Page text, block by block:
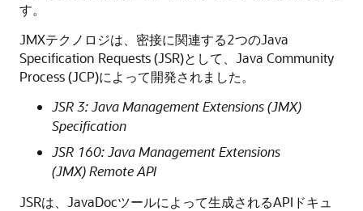
す。
JMXテクノロジは、密接に関連する2つのJava
Specification Requests (JSR)として、Java Community
Process (JCP)によって開発されました。
JSR 3: Java Management Extensions (JMX)
Specification
JSR 160: Java Management Extensions
(JMX) Remote API
JSRは、JavaDocツールによって生成されるAPIドキュ